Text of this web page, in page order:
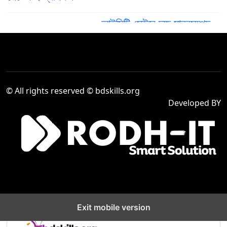
আইসিটি সেক্টরে দক্ষ মানবসম্পদ
গড়ে তুলতে ‘গ্রাফিক ডিজাইন’
৪
দক্ষ মানবসম্পদ তৈরিতে আইসিটি
সেক্টরে “Computer
প্রশিক্ষণের গুরুত্ব বৃদ্ধি
Venue Cashier,
Ltd.
নির্মাণ খাতে দক্ষ জনবল তৈরিতে
© All rights reserved © bdskills.org
Developed BY
Exit mobile version